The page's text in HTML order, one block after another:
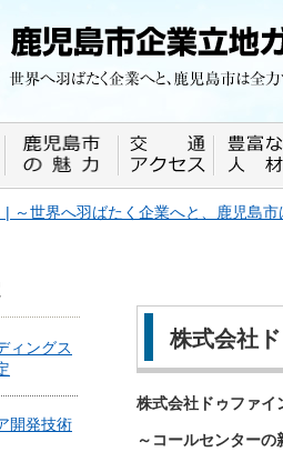
界へ羽ばたく企業へと、鹿児島市は
～世界へ羽ばたく企業へと、鹿児島
ィングス
開発技術
株式会社
株式会社ドゥファイ
～コールセンターの